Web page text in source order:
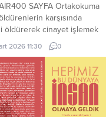
SAYFA Ortakokuma
karşısında
öldürerek cinayet işlemek
Yazıldığı dönemden
bütün dünyadaki emekçi
vahşi kapitalizme karşı
gözler önüne seren,
gerçekçi akımın en
eserlerinden biridir deniyor
yazısında ve biz bu
2026 11:30 0